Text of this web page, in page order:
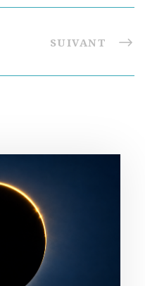
SUIVANT